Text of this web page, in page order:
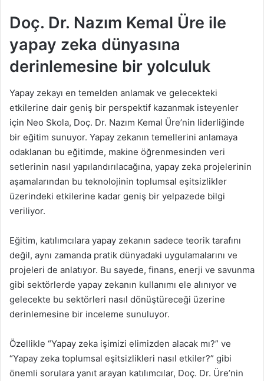
Doç. Dr. Nazım Kemal Üre ile
yapay zeka dünyasına
derinlemesine bir yolculuk
Yapay zekayı en temelden anlamak ve gelecekteki
etkilerine dair geniş bir perspektif kazanmak isteyenler
için Neo Skola, Doç. Dr. Nazım Kemal Üre’nin liderliğinde
bir eğitim sunuyor. Yapay zekanın temellerini anlamaya
odaklanan bu eğitimde, makine öğrenmesinden veri
setlerinin nasıl yapılandırılacağına, yapay zeka projelerinin
aşamalarından bu teknolojinin toplumsal eşitsizlikler
üzerindeki etkilerine kadar geniş bir yelpazede bilgi
veriliyor.
Eğitim, katılımcılara yapay zekanın sadece teorik tarafını
değil, aynı zamanda pratik dünyadaki uygulamalarını ve
projeleri de anlatıyor. Bu sayede, finans, enerji ve savunma
gibi sektörlerde yapay zekanın kullanımı ele alınıyor ve
gelecekte bu sektörleri nasıl dönüştüreceği üzerine
derinlemesine bir inceleme sunuluyor.
Özellikle “Yapay zeka işimizi elimizden alacak mı?” ve
“Yapay zeka toplumsal eşitsizlikleri nasıl etkiler?” gibi
önemli sorulara yanıt arayan katılımcılar, Doç. Dr. Üre’nin